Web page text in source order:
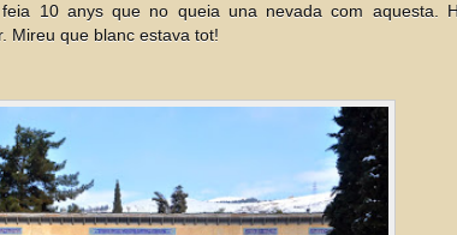
10 anys que no queia una nevada com aquesta.
Mireu que blanc estava tot!